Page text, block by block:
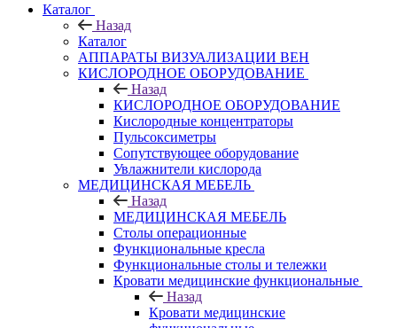
Каталог
Назад
Каталог
АППАРАТЫ ВИЗУАЛИЗАЦИИ ВЕН
КИСЛОРОДНОЕ ОБОРУДОВАНИЕ
Назад
КИСЛОРОДНОЕ ОБОРУДОВАНИЕ
Кислородные концентраторы
Пульсоксиметры
Сопутствующее оборудование
Увлажнители кислорода
МЕДИЦИНСКАЯ МЕБЕЛЬ
Назад
МЕДИЦИНСКАЯ МЕБЕЛЬ
Столы операционные
Функциональные кресла
Функциональные столы и тележки
Кровати медицинские функциональные
Назад
Кровати медицинские